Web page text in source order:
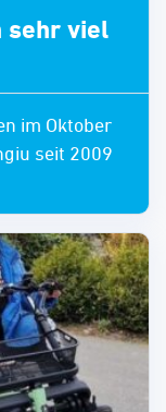
sehr viel
im Oktober
seit 2009